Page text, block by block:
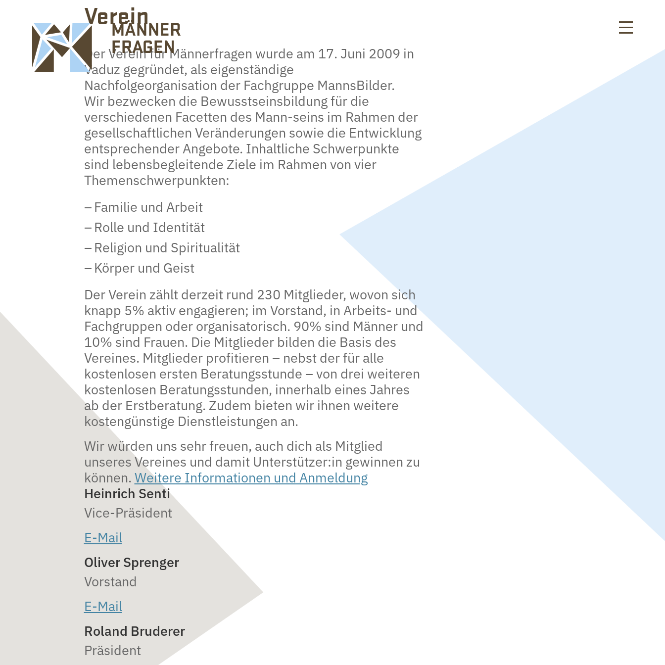
Verein
Der Verein für Männerfragen wurde am 17. Juni 2009 in
Vaduz gegründet, als eigenständige
Nachfolgeorganisation der Fachgruppe MannsBilder.
Wir bezwecken die Bewusstseinsbildung für die
verschiedenen Facetten des Mann-seins im Rahmen der
gesellschaftlichen Veränderungen sowie die Entwicklung
entsprechender Angebote. Inhaltliche Schwerpunkte
sind lebensbegleitende Ziele im Rahmen von vier
Themenschwerpunkten:
Familie und Arbeit
Rolle und Identität
Religion und Spiritualität
Körper und Geist
Der Verein zählt derzeit rund 230 Mitglieder, wovon sich
knapp 5% aktiv engagieren; im Vorstand, in Arbeits- und
Fachgruppen oder organisatorisch. 90% sind Männer und
10% sind Frauen. Die Mitglieder bilden die Basis des
Vereines. Mitglieder profitieren – nebst der für alle
kostenlosen ersten Beratungsstunde – von drei weiteren
kostenlosen Beratungsstunden, innerhalb eines Jahres
ab der Erstberatung. Zudem bieten wir ihnen weitere
kostengünstige Dienstleistungen an.
Wir würden uns sehr freuen, auch dich als Mitglied
unseres Vereines und damit Unterstützer:in gewinnen zu
können.Weitere Informationen und Anmeldung
Heinrich Senti
Vice-Präsident
E-Mail
Oliver Sprenger
Vorstand
E-Mail
Roland Bruderer
Präsident